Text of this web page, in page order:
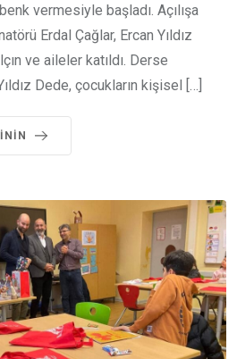
vermesiyle başladı. Açılışa
Erdal Çağlar, Ercan Yıldız
ve aileler katıldı. Derse
Dede, çocukların kişisel […]